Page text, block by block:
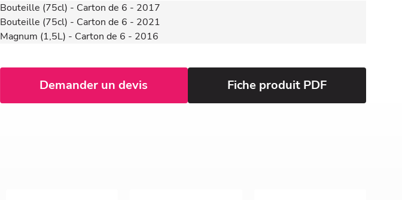
Bouteille (75cl) - Carton de 6 - 2017
Bouteille (75cl) - Carton de 6 - 2021
Magnum (1,5L) - Carton de 6 - 2016
Demander un devis Fiche produit PDF